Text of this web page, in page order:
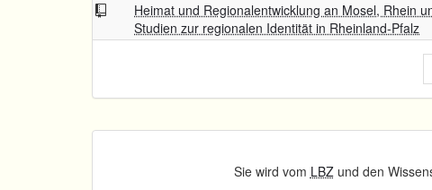
Heimat und Regionalentwicklung an Mosel, Rhein
Studien zur regionalen Identität in Rheinland-Pfalz
Sie wird vom LBZund den